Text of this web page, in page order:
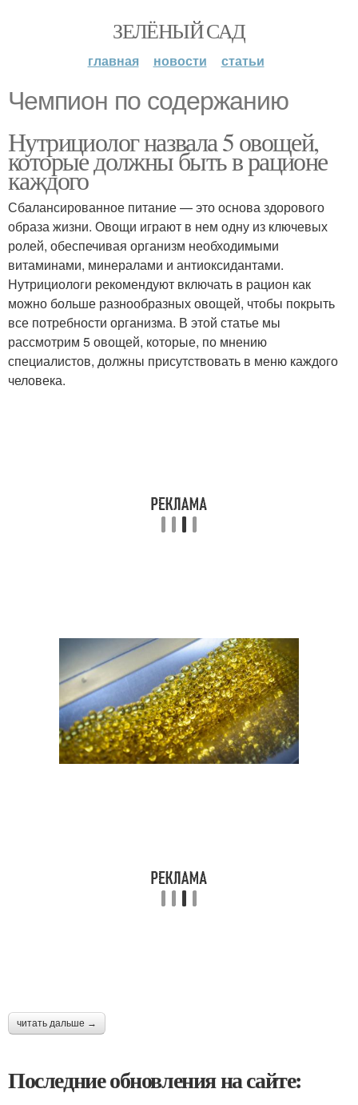
ЗЕЛЁНЫЙ САД
главная новости статьи
Чемпион по содержанию
Нутрициолог назвала 5 овощей,
которые должны быть в рационе
каждого
Сбалансированное питание — это основа здорового
образа жизни. Овощи играют в нем одну из ключевых
ролей, обеспечивая организм необходимыми
витаминами, минералами и антиоксидантами.
Нутрициологи рекомендуют включать в рацион как
можно больше разнообразных овощей, чтобы покрыть
все потребности организма. В этой статье мы
рассмотрим 5 овощей, которые, по мнению
специалистов, должны присутствовать в меню каждого
человека.
читать дальше →
Последние обновления на сайте: